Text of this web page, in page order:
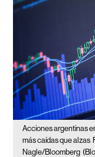
Acciones argentinas
más caídas que alzas
Nagle/Bloomberg